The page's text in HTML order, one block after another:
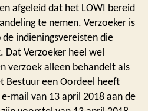
afgeleid dat het LOWI bereid
te nemen. Verzoeker is
indieningsvereisten die
Dat Verzoeker heel wel
verzoek alleen behandelt als
Bestuur een Oordeel heeft
mail van 13 april 2018 aan de